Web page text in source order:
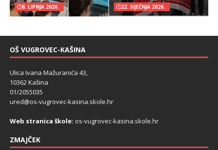
8. LIPNJA 2026. 22. SIJEČNJA 2026.
OŠ VUGROVEC-KAŠINA
Ulica Ivana Mažuranića 43,
10362 Kašina
01/2055035
ured@os-vugrovec-kasina.skole.hr
Web stranica škole: os-vugrovec-kasina.skole.hr
ZMAJČEK